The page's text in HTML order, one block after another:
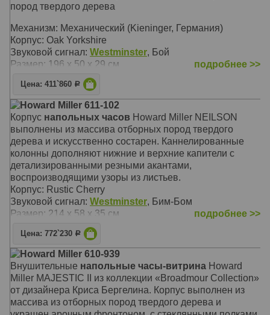
пород твердого дерева
Механизм: Механический (Kieninger, Германия)
Корпус: Oak Yorkshire
Звуковой сигнал: Westminster, Бой
Размер: 196 x 50 х 29 см
подробнее >>
Цена: 411`860 Р
Howard Miller 611-102
Корпус напольных часов Howard Miller NEILSON
выполнены из массива отборных пород твердого
дерева и искусственно состарен. Каннелированные
колонны дополняют нижние и верхние капители с
детализированными резными акантами,
воспроизводящими узоры из листьев.
Корпус: Rustic Cherry
Звуковой сигнал: Westminster, Бим-Бом
Размер: 214 x 58 х 35 см
подробнее >>
Цена: 772`230 Р
Howard Miller 610-939
Внушительные напольные часы-витрина Howard
Miller MAJESTIC II из коллекции «Broadmour Collection»
от дизайнера Криса Бергелина. Корпус выполнен из
массива из отборных пород твердого дерева и